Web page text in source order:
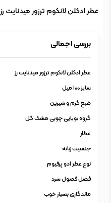
عطر ادکلن لانکوم ترزور میدنایت رز
بررسی اجمالی
عطر ادکلن لانکوم ترزور میدنایت رز
سایز 100 میل
طبع گرم و شیرین
گروه بویایی چوبی مشک گل
عطار
جنسیت زنانه
نوع عطر ادو پرفیوم
فصل فصول سرد
ماندگاری بسیار خوب